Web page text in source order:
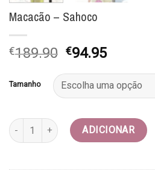
Macacão – Sahoco
€189.90 O
original
era:
€94.95O
atual
é:
Tamanho
Quantidade de Macacão - Sahoco
ADICIONAR